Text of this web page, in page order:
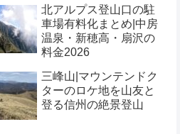
北アルプス登山口の駐
車場有料化まとめ|中房
温泉・新穂高・扇沢の
料金2026
三峰山|マウンテンドク
ターのロケ地を山友と
登る信州の絶景登山